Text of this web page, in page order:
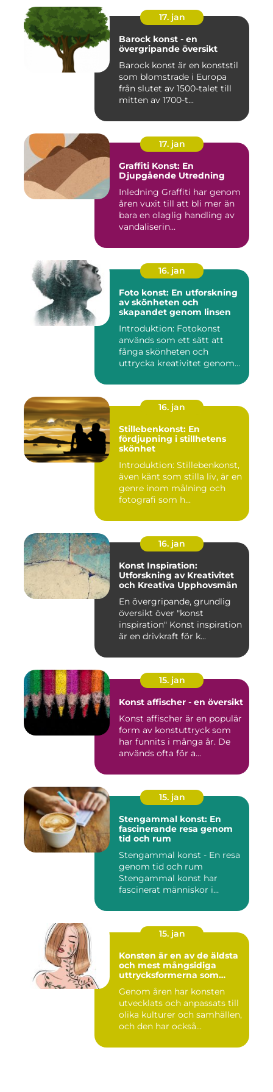
17. jan
Barock konst - en
övergripande översikt
Barock konst är en konststil
som blomstrade i Europa
från slutet av 1500-talet till
mitten av 1700-t...
17. jan
Graffiti Konst: En
Djupgående Utredning
Inledning Graffiti har genom
åren vuxit till att bli mer än
bara en olaglig handling av
vandaliserin...
16. jan
Foto konst: En utforskning
av skönheten och
skapandet genom linsen
Introduktion: Fotokonst
används som ett sätt att
fånga skönheten och
uttrycka kreativitet genom
16. jan
Stillebenkonst: En
fördjupning i stillhetens
skönhet
Introduktion: Stillebenkonst,
även känt som stilla liv, är en
genre inom målning och
fotografi som h...
16. jan
Konst Inspiration:
Utforskning av Kreativitet
och Kreativa Upphovsmän
En övergripande, grundlig
översikt över "konst
inspiration" Konst inspiration
är en drivkraft för k...
15. jan
Konst affischer - en översikt
Konst affischer är en populär
form av konstuttryck som
har funnits i många år. De
används ofta för a...
15. jan
Stengammal konst: En
fascinerande resa genom
tid och rum
Stengammal konst - En resa
genom tid och rum
Stengammal konst har
fascinerat människor i
15. jan
Konsten är en av de äldsta
och mest mångsidiga
uttrycksformerna som
Genom åren har konsten
utvecklats och anpassats till
olika kulturer och samhällen,
och den har också...